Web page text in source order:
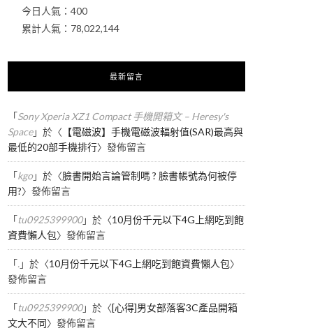
今日人氣： 400
累計人氣： 78,022,144
最新留言
「Sony Xperia XZ1 Compact 手機開箱文 – Heresy's
Space」於〈 【電磁波】手機電磁波輻射值(SAR)最高與
最低的20部手機排行〉發佈留言
「kgo」於〈臉書開始言論管制嗎 ? 臉書帳號為何被停
用?〉發佈留言
「tu0925399900」於〈10月份千元以下4G上網吃到飽
資費懶人包〉發佈留言
「.」於〈10月份千元以下4G上網吃到飽資費懶人包〉
發佈留言
「tu0925399900」於〈[心得]男女部落客3C產品開箱
文大不同〉發佈留言